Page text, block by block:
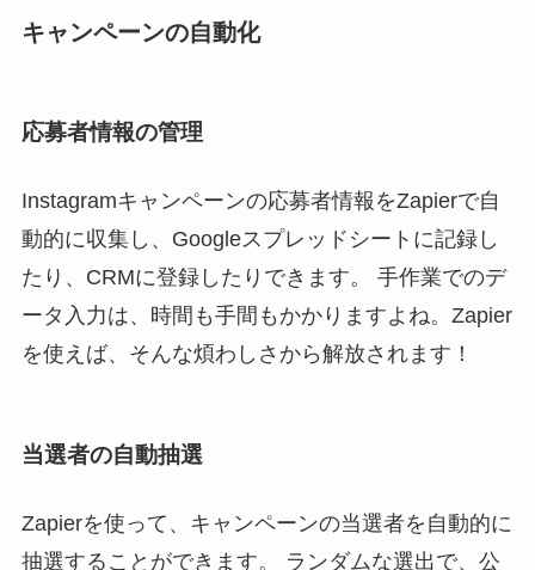
キャンペーンの自動化
応募者情報の管理
Instagramキャンペーンの応募者情報をZapierで自
動的に収集し、Googleスプレッドシートに記録し
たり、CRMに登録したりできます。 手作業でのデ
ータ入力は、時間も手間もかかりますよね。Zapier
を使えば、そんな煩わしさから解放されます！
当選者の自動抽選
Zapierを使って、キャンペーンの当選者を自動的に
抽選することができます。 ランダムな選出で、公